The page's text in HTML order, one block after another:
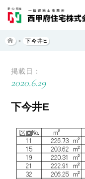
> 下今井E
掲載日：
2020.6.29
下今井E